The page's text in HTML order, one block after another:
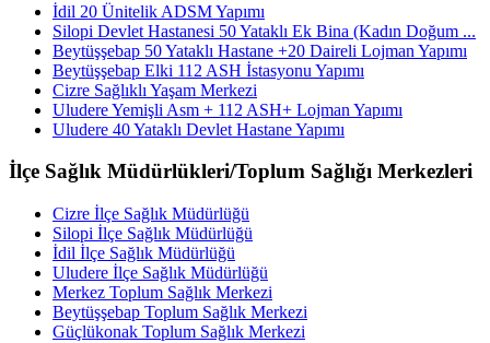
İdil 20 Ünitelik ADSM Yapımı
Silopi Devlet Hastanesi 50 Yataklı Ek Bina (Kadın Doğum ...
Beytüşşebap 50 Yataklı Hastane +20 Daireli Lojman Yapımı
Beytüşşebap Elki 112 ASH İstasyonu Yapımı
Cizre Sağlıklı Yaşam Merkezi
Uludere Yemişli Asm + 112 ASH+ Lojman Yapımı
Uludere 40 Yataklı Devlet Hastane Yapımı
İlçe Sağlık Müdürlükleri/Toplum Sağlığı Merkezleri
Cizre İlçe Sağlık Müdürlüğü
Silopi İlçe Sağlık Müdürlüğü
İdil İlçe Sağlık Müdürlüğü
Uludere İlçe Sağlık Müdürlüğü
Merkez Toplum Sağlık Merkezi
Beytüşşebap Toplum Sağlık Merkezi
Güçlükonak Toplum Sağlık Merkezi